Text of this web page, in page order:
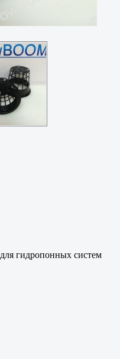
для гидропонных систем